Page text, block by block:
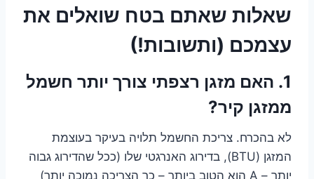
שאלות שאתם בטח שואלים את
עצמכם (ותשובות!)
1. האם מזגן רצפתי צורך יותר חשמל
ממזגן קיר?
לא בהכרח. צריכת החשמל תלויה בעיקר בעוצמת
המזגן (BTU), בדירוג האנרגטי שלו (ככל שהדירוג גבוה
יותר – A הוא הטוב ביותר – כך הצריכה נמוכה יותר)